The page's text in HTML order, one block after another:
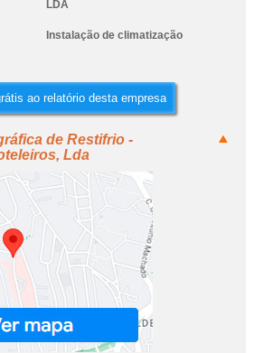
LDA
Instalação de climatização
ao relatório desta empresa
de Restifrio -
Lda